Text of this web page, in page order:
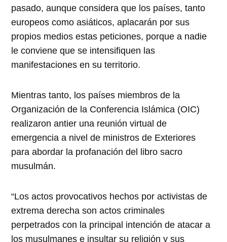
pasado, aunque considera que los países, tanto
europeos como asiáticos, aplacarán por sus
propios medios estas peticiones, porque a nadie
le conviene que se intensifiquen las
manifestaciones en su territorio.
Mientras tanto, los países miembros de la
Organización de la Conferencia Islámica (OIC)
realizaron antier una reunión virtual de
emergencia a nivel de ministros de Exteriores
para abordar la profanación del libro sacro
musulmán.
“Los actos provocativos hechos por activistas de
extrema derecha son actos criminales
perpetrados con la principal intención de atacar a
los musulmanes e insultar su religión y sus